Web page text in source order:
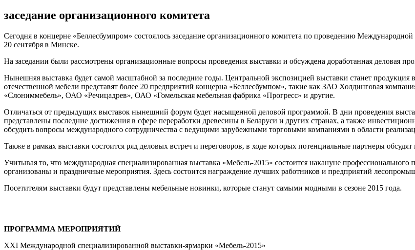
заседание организационного комитета
Сегодня в концерне «Беллесбумпром» состоялось заседание организационного комитета по проведению
20 сентября в Минске.
На заседании были рассмотрены организационные вопросы проведения выставки и обсуждена доработанная деловая
Нынешняя выставка будет самой масштабной за последние годы. Центральной экспозицией выставки станет
отечественной мебели представят более 20 предприятий концерна «Беллесбумпом», такие как ЗАО Холдинговая
«Слониммебель», ОАО «Речицадрев», ОАО «Гомельская мебельная фабрика «Прогресс» и другие.
Отличаться от предыдущих выставок нынешний форум будет насыщенной деловой программой. В дни проведения
представлены последние достижения в сфере переработки древесины в Беларуси и других странах, а также
обсудить вопросы международного сотрудничества с ведущими зарубежными торговыми компаниями в области
Также в рамках выставки состоится ряд деловых встреч и переговоров, в ходе которых потенциальные партнеры
Учитывая то, что международная специализированная выставка «Мебель-2015» состоится накануне
организованы и праздничные мероприятия. Здесь состоится награждение лучших работников и предприятий
Посетителям выставки будут представлены мебельные новинки, которые станут самыми модными в сезоне 2015 года.
ПРОГРАММА МЕРОПРИЯТИЙ
XXI Международной специализированной выставки-ярмарки «Мебель-2015»